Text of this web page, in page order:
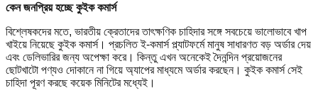
কেন জনপ্রিয় হচ্ছে কুইক কমার্স
বিশ্লেষকদের মতে, ভারতীয় ক্রেতাদের তাৎক্ষণিক চাহিদার সঙ্গে সবচেয়ে ভালোভাবে খাপ
খাইয়ে নিয়েছে কুইক কমার্স। প্রচলিত ই-কমার্স প্ল্যাটফর্মে মানুষ সাধারণত বড় অর্ডার দেয়
এবং ডেলিভারির জন্য অপেক্ষা করে। কিন্তু এখন অনেকেই দৈনন্দিন প্রয়োজনের
ছোটখাটো পণ্যও দোকানে না গিয়ে অ্যাপের মাধ্যমে অর্ডার করছেন। কুইক কমার্স সেই
চাহিদা পূরণ করছে কয়েক মিনিটের মধ্যেই।